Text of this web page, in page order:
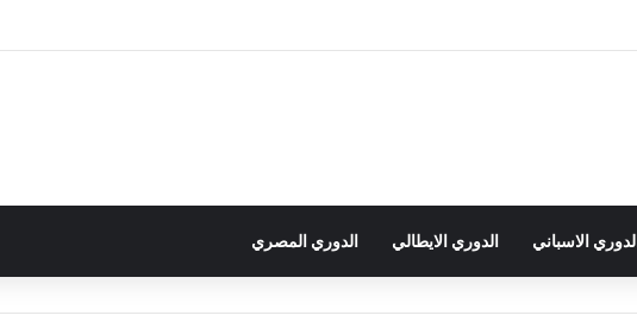
الاسباني الدوري الايطالي الدوري المصري